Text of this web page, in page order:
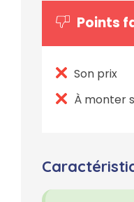
Points
Son prix
À monter